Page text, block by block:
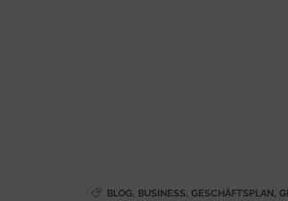
BLOG, BUSINESS, GESCHÄFTSPLAN,